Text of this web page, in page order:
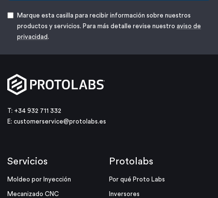
Marque esta casilla para recibir información sobre nuestros
productos y servicios. Para más detalle revise nuestro aviso de
privacidad .
T: +34 932 711 332
E: customerservice@protolabs.es
Servicios
Moldeo por Inyección
Mecanizado CNC
Protolabs
Por qué Proto Labs
Inversores